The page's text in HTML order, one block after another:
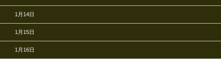
1月14日
1月15日
1月16日